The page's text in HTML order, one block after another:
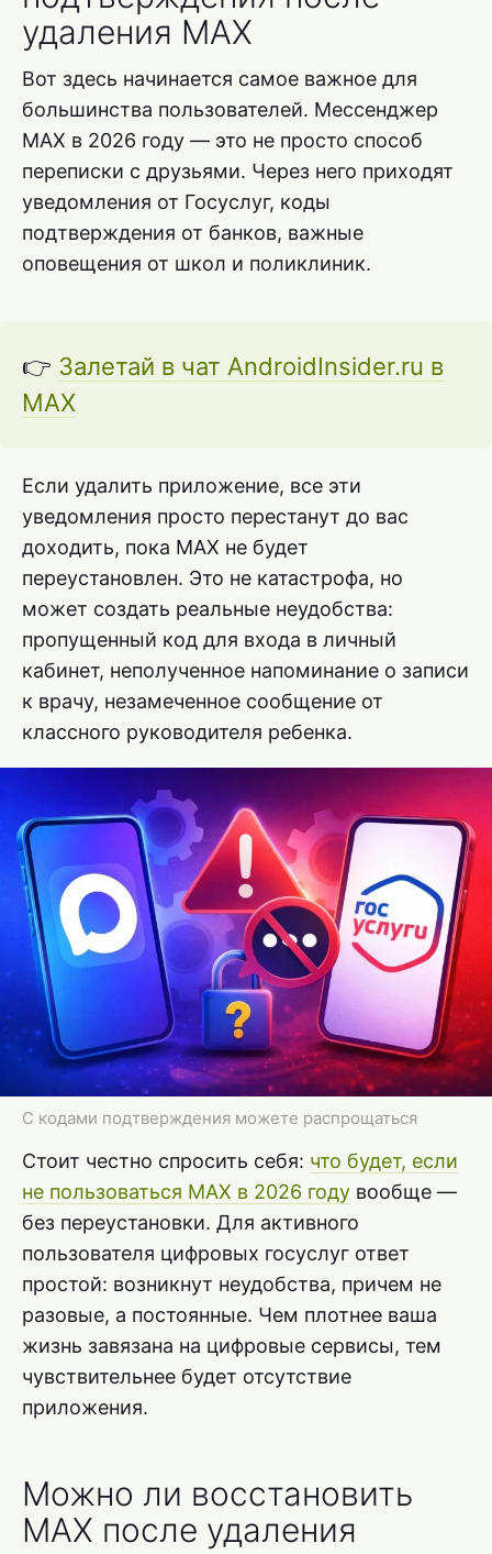
удаления MAX
Вот здесь начинается самое важное для
большинства пользователей. Мессенджер
MAX в 2026 году — это не просто способ
переписки с друзьями. Через него приходят
уведомления от Госуслуг, коды
подтверждения от банков, важные
оповещения от школ и поликлиник.
👉 Залетай в чат AndroidInsider.ru в
MAX
Если удалить приложение, все эти
уведомления просто перестанут до вас
доходить, пока MAX не будет
переустановлен. Это не катастрофа, но
может создать реальные неудобства:
пропущенный код для входа в личный
кабинет, неполученное напоминание о записи
к врачу, незамеченное сообщение от
классного руководителя ребенка.
С кодами подтверждения можете распрощаться
Стоит честно спросить себя: что будет, если
не пользоваться MAX в 2026 году вообще —
без переустановки. Для активного
пользователя цифровых госуслуг ответ
простой: возникнут неудобства, причем не
разовые, а постоянные. Чем плотнее ваша
жизнь завязана на цифровые сервисы, тем
чувствительнее будет отсутствие
приложения.
Можно ли восстановить
MAX после удаления